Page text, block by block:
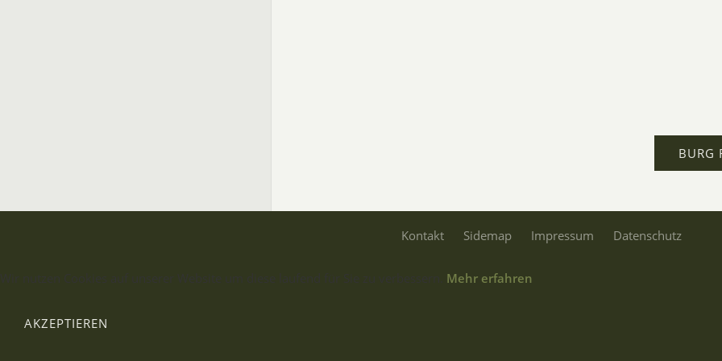
BURG
Kontakt Sidemap Impressum Datenschutz
Mehr erfahren
AKZEPTIEREN